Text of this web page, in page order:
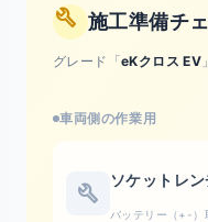
build 施工準備チ
グレード「eKクロス EV
車両側の作業用
build ソケットレ
バッテリー（+-）